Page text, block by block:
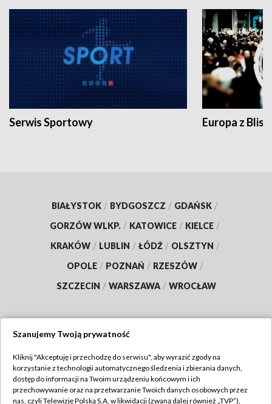
Serwis Sportowy Europa z
BIAŁYSTOK / BYDGOSZCZ / GDAŃSK /
GORZÓW WLKP. / KATOWICE / KIELCE /
KRAKÓW / LUBLIN / ŁÓDŹ / OLSZTYN /
OPOLE / POZNAŃ / RZESZÓW /
SZCZECIN / WARSZAWA / WROCŁAW
TVP
Abonament TVP
Regulamin TVP
Szanujemy Twoją prywatność
Kliknij "Akceptuję i przechodzę do serwisu", aby wyrazić zgody na
korzystanie z technologii automatycznego śledzenia i zbierania danych,
dostęp do informacji na Twoim urządzeniu końcowym i ich
przechowywanie oraz na przetwarzanie Twoich danych osobowych przez
nas, czyli Telewizję Polską S.A. w likwidacji (zwaną dalej również „TVP”),